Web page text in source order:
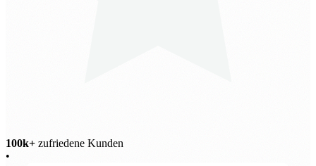
100k+ zufriedene Kunden
•